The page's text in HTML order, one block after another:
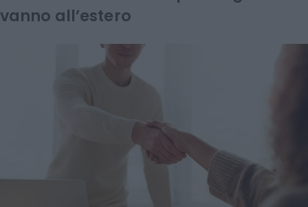
vanno all’estero